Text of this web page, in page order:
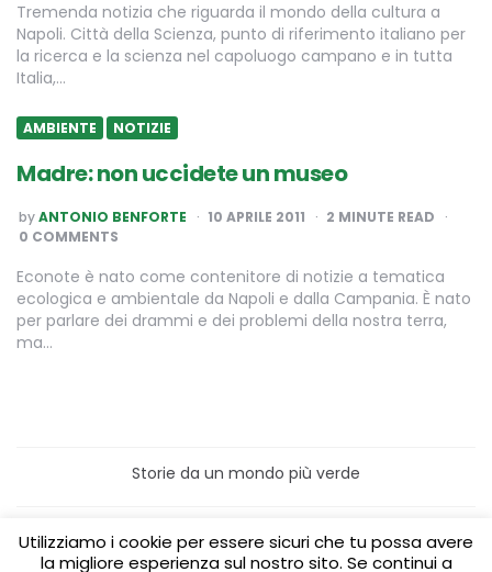
Tremenda notizia che riguarda il mondo della cultura a
Napoli. Città della Scienza, punto di riferimento italiano per
la ricerca e la scienza nel capoluogo campano e in tutta
Italia,…
AMBIENTE NOTIZIE
Madre: non uccidete un museo
POSTED
BY
byANTONIO BENFORTE 10 APRILE 2011 2 MINUTE READ
0 COMMENTS
Econote è nato come contenitore di notizie a tematica
ecologica e ambientale da Napoli e dalla Campania. È nato
per parlare dei drammi e dei problemi della nostra terra,
ma…
Storie da un mondo più verde
Home
Turismo sostenibile
Laboratori/Visite per le scuole
Utilizziamo i cookie per essere sicuri che tu possa avere
la migliore esperienza sul nostro sito. Se continui a